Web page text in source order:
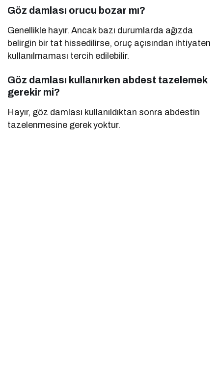
Göz damlası orucu bozar mı?
Genellikle hayır. Ancak bazı durumlarda ağızda
belirgin bir tat hissedilirse, oruç açısından ihtiyaten
kullanılmaması tercih edilebilir.
Göz damlası kullanırken abdest tazelemek
gerekir mi?
Hayır, göz damlası kullanıldıktan sonra abdestin
tazelenmesine gerek yoktur.